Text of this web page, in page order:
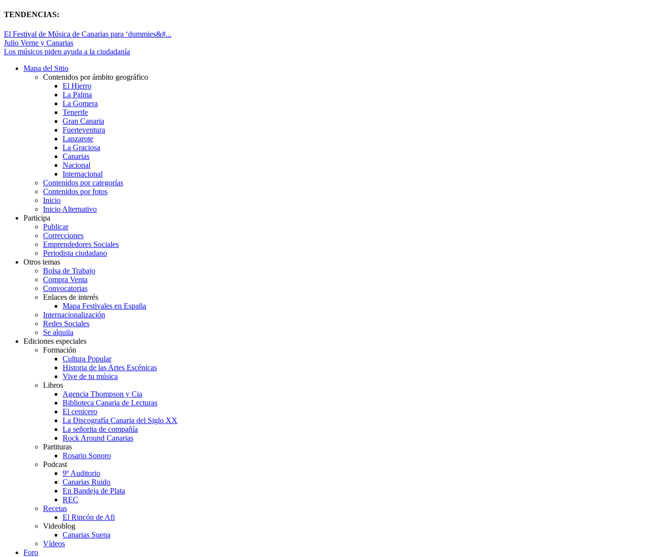
TENDENCIAS:
El Festival de Música de Canarias para ‘dummies&#...
Julio Verne y Canarias
Los músicos piden ayuda a la ciudadanía
Mapa del Sitio
Contenidos por ámbito geográfico
El Hierro
La Palma
La Gomera
Tenerife
Gran Canaria
Fuerteventura
Lanzarote
La Graciosa
Canarias
Nacional
Internacional
Contenidos por categorías
Contenidos por fotos
Inicio
Inicio Alternativo
Participa
Publicar
Correcciones
Emprendedores Sociales
Periodista ciudadano
Otros temas
Bolsa de Trabajo
Compra Venta
Convocatorias
Enlaces de interés
Mapa Festivales en España
Internacionalización
Redes Sociales
Se alquila
Ediciones especiales
Formación
Cultura Popular
Historia de las Artes Escénicas
Vive de tu música
Libros
Agencia Thompson y Cia
Biblioteca Canaria de Lecturas
El cenicero
La Discografía Canaria del Siglo XX
La señorita de compañía
Rock Around Canarias
Partituras
Rosario Sonoro
Podcast
9º Auditorio
Canarias Ruido
En Bandeja de Plata
REC
Recetas
El Rincón de Afi
Videoblog
Canarias Suena
Vídeos
Foro